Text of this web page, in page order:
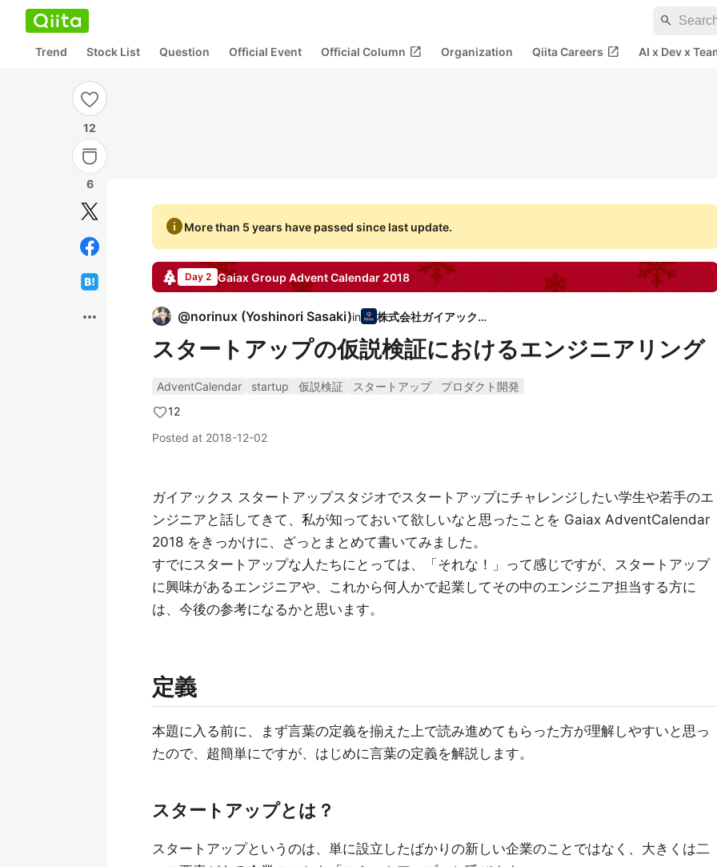
search
Trend Stock List Question Official Event Official Column open_in_new Organization Qiita Careers open_in_new AI x Dev x
12
6
more_horiz
infoMore than 5 years have passed since last update.
Day 2 Gaiax GroupAdvent Calendar 2018
@norinux (Yoshinori Sasaki)in 株式会社ガイアックス
スタートアップの仮説検証におけるエンジニアリング
AdventCalendar startup 仮説検証 スタートアップ
プロダクト開発
12
Posted at 2018-12-02
ガイアックス スタートアップスタジオでスタートアップにチャレンジしたい学生や若手のエ
ンジニアと話してきて、私が知っておいて欲しいなと思ったことを Gaiax AdventCalendar
2018 をきっかけに、ざっとまとめて書いてみました。
すでにスタートアップな人たちにとっては、「それな！」って感じですが、スタートアップ
に興味があるエンジニアや、これから何人かで起業してその中のエンジニア担当する方に
は、今後の参考になるかと思います。
定義
本題に入る前に、まず言葉の定義を揃えた上で読み進めてもらった方が理解しやすいと思っ
たので、超簡単にですが、はじめに言葉の定義を解説します。
スタートアップとは？
スタートアップというのは、単に設立したばかりの新しい企業のことではなく、大きくは二